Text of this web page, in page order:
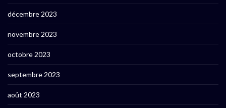
décembre 2023
novembre 2023
octobre 2023
septembre 2023
août 2023